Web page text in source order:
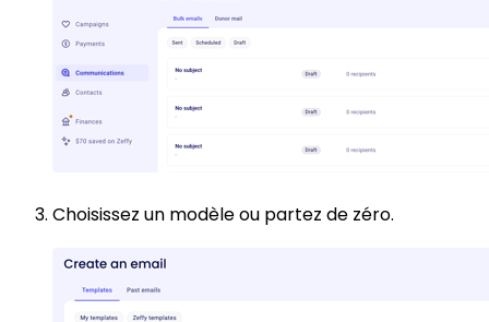
Choisissez un modèle ou partez de zéro.